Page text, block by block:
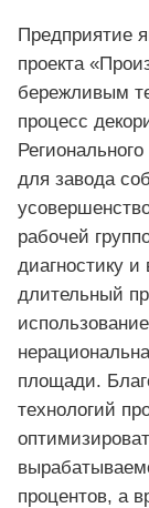
Предприятие
проекта
бережливым
процесс
для завода
рабочей
диагностику
длительный
площади.
технологий
процентов, а